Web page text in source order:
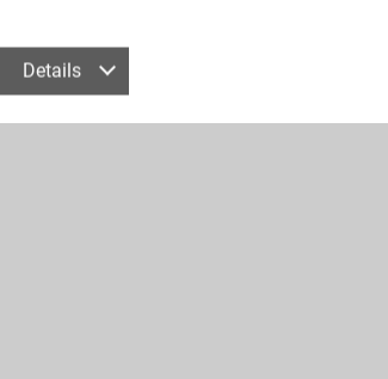
entouriert sind.
ca. 11,66ct).
wodurch das Collier
Details